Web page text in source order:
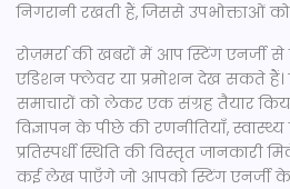
निगरानी रखती हैं, जिससे उपभोक्ताओं
रोज़मर्रा की खबरों में आप स्टिंग एनर्जी
एडिशन फ्लेवर या प्रमोशन देख सकते
समाचारों को लेकर एक संग्रह तैयार
विज्ञापन के पीछे की रणनीतियाँ,
प्रतिस्पर्धी स्थिति की विस्तृत
कई लेख पाएँगे जो आपको स्टिंग एनर्जी